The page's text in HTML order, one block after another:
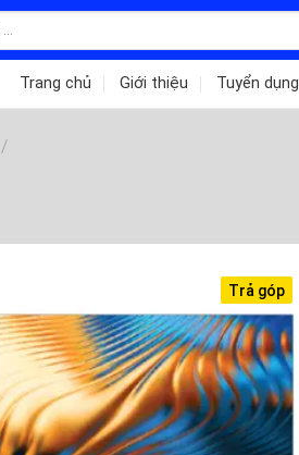
Trang chủ Giới thiệu Tuyển dụng
/
Trả góp